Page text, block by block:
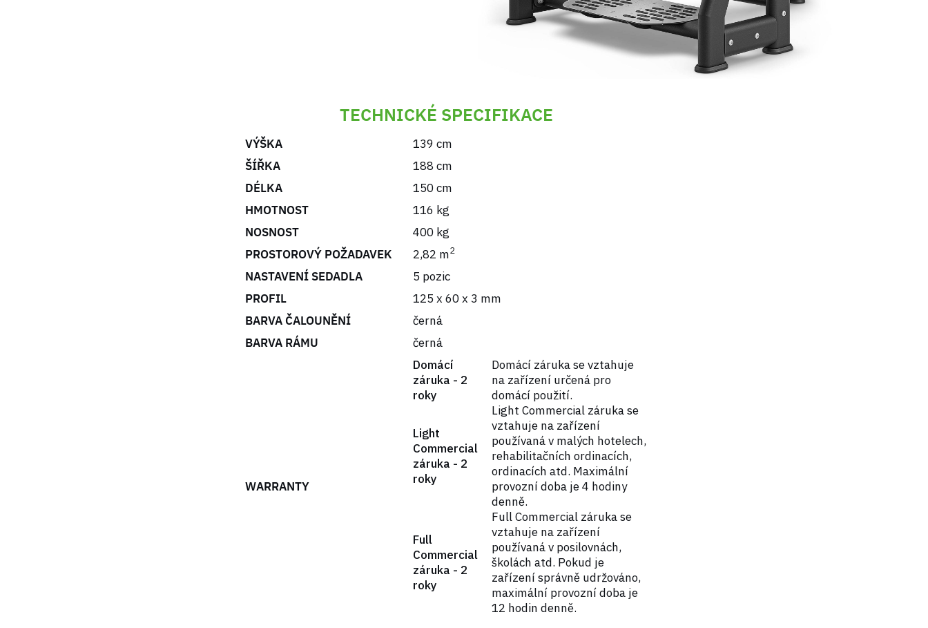
TECHNICKÉ SPECIFIKACE
VÝŠKA
139 cm
ŠÍŘKA
188 cm
DÉLKA
150 cm
HMOTNOST
116 kg
NOSNOST
400 kg
PROSTOROVÝ POŽADAVEK
2,82 m2
NASTAVENÍ SEDADLA
5 pozic
PROFIL
125 x 60 x 3 mm
BARVA ČALOUNĚNÍ
černá
BARVA RÁMU
černá
WARRANTY
Domácí
záruka - 2
roky
Domácí záruka se vztahuje
na zařízení určená pro
domácí použití.
Light
Commercial
záruka - 2
roky
Light Commercial záruka se
vztahuje na zařízení
používaná v malých hotelech,
rehabilitačních ordinacích,
ordinacích atd. Maximální
provozní doba je 4 hodiny
denně.
Full
Commercial
záruka - 2
roky
Full Commercial záruka se
vztahuje na zařízení
používaná v posilovnách,
školách atd. Pokud je
zařízení správně udržováno,
maximální provozní doba je
12 hodin denně.